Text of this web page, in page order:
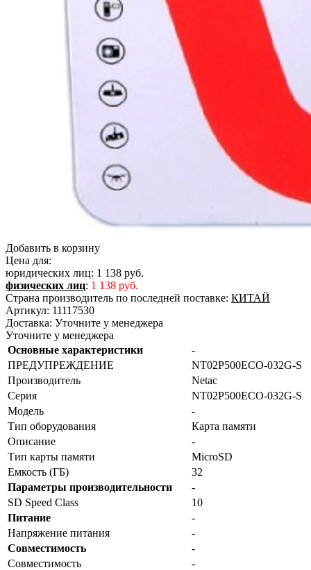
Добавить в корзину
Цена для:
юридических лиц: 1 138 руб.
физических лиц: 1 138 руб.
Страна производитель по последней поставке: КИТАЙ
Артикул: 11117530
Доставка: Уточните у менеджера
Уточните у менеджера
Основные характеристики
-
ПРЕДУПРЕЖДЕНИЕ
NT02P500ECO-032G-S
Производитель
Netac
Серия
NT02P500ECO-032G-S
Модель
-
Тип оборудования
Карта памяти
Описание
-
Тип карты памяти
MicroSD
Емкость (ГБ)
32
Параметры производительности
-
SD Speed Class
10
Питание
-
Напряжение питания
-
Совместимость
-
Совместимость
-